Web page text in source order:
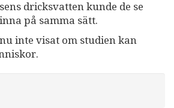
dricksvatten kunde de se
på samma sätt.
inte visat om studien kan